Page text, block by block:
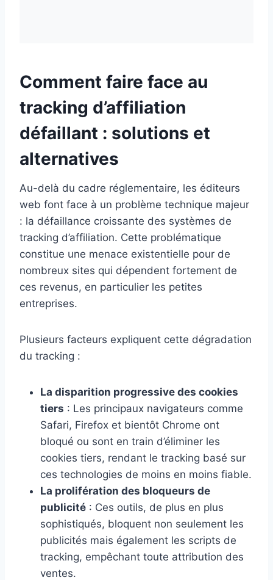
Comment faire face au
tracking d’affiliation
défaillant : solutions et
alternatives
Au-delà du cadre réglementaire, les éditeurs
web font face à un problème technique majeur
: la défaillance croissante des systèmes de
tracking d’affiliation. Cette problématique
constitue une menace existentielle pour de
nombreux sites qui dépendent fortement de
ces revenus, en particulier les petites
entreprises.
Plusieurs facteurs expliquent cette dégradation
du tracking :
La disparition progressive des cookies
tiers : Les principaux navigateurs comme
Safari, Firefox et bientôt Chrome ont
bloqué ou sont en train d’éliminer les
cookies tiers, rendant le tracking basé sur
ces technologies de moins en moins fiable.
La prolifération des bloqueurs de
publicité : Ces outils, de plus en plus
sophistiqués, bloquent non seulement les
publicités mais également les scripts de
tracking, empêchant toute attribution des
ventes.